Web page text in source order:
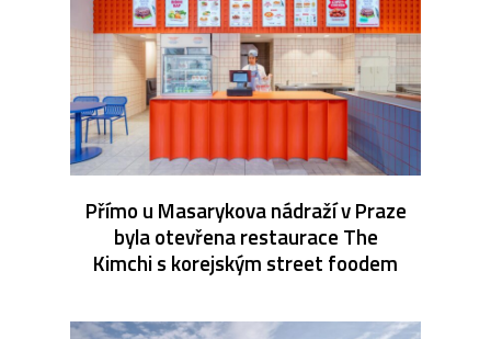
Přímo u Masarykova nádraží v Praze
byla otevřena restaurace The
Kimchi s korejským street foodem